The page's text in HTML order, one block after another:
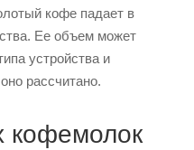
кофе падает в
Ее объем может
устройства и
рассчитано.
кофемолок